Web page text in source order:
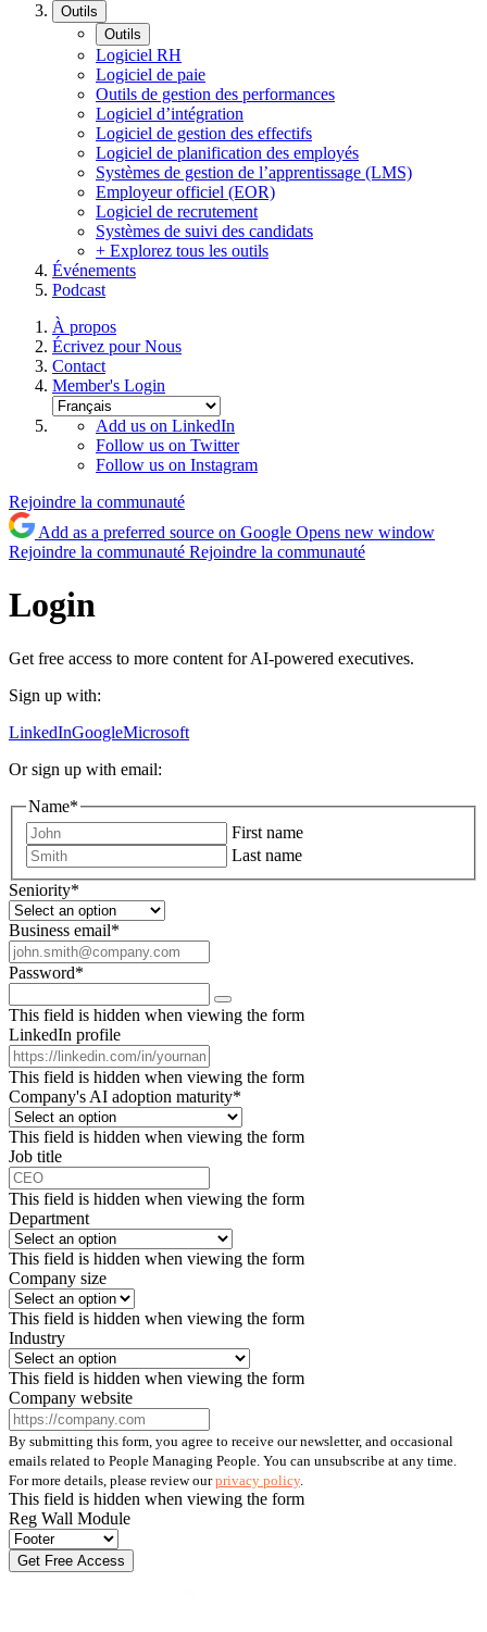
Outils
Outils
Logiciel RH
Logiciel de paie
Outils de gestion des performances
Logiciel d’intégration
Logiciel de gestion des effectifs
Logiciel de planification des employés
Systèmes de gestion de l’apprentissage (LMS)
Employeur officiel (EOR)
Logiciel de recrutement
Systèmes de suivi des candidats
+ Explorez tous les outils
Événements
Podcast
À propos
Écrivez pour Nous
Contact
Member's Login
Add us on LinkedIn
Follow us on Twitter
Follow us on Instagram
Rejoindre la communauté
Add as a preferred source on Google Opens new window
Rejoindre la communauté Rejoindre la communauté
Login
Get free access to more content for AI-powered executives.
Sign up with:
LinkedInGoogleMicrosoft
Or sign up with email:
Name*
First name
Last name
Seniority*
Business email*
Password*
This field is hidden when viewing the form
LinkedIn profile
This field is hidden when viewing the form
Company's AI adoption maturity*
This field is hidden when viewing the form
Job title
This field is hidden when viewing the form
Department
This field is hidden when viewing the form
Company size
This field is hidden when viewing the form
Industry
This field is hidden when viewing the form
Company website
By submitting this form, you agree to receive our newsletter, and occasional
emails related to People Managing People. You can unsubscribe at any time.
For more details, please review ourprivacy policy.
This field is hidden when viewing the form
Reg Wall Module